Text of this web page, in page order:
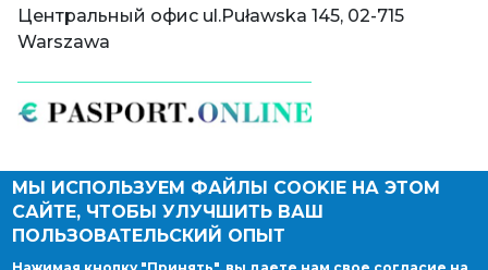
© Паспорт Онлайн 2019—2026
Политика конфиденциальности
Оферта и конфиденциальность:РФ
Центральный офис ul.Puławska 145, 02-715
Warszawa
МЫ ИСПОЛЬЗУЕМ ФАЙЛЫ COOKIE НА ЭТОМ
САЙТЕ, ЧТОБЫ УЛУЧШИТЬ ВАШ
ПОЛЬЗОВАТЕЛЬСКИЙ ОПЫТ